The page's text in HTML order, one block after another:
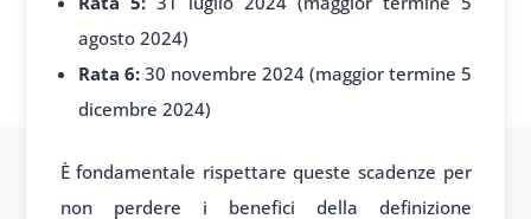
agosto 2024)
Rata 6:30 novembre 2024 (maggior termine 5
dicembre 2024)
È fondamentale rispettare queste scadenze per
non perdere i benefici della definizione